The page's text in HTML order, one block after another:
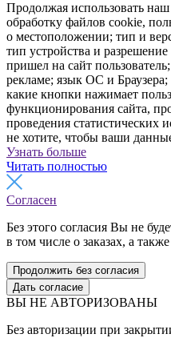
Продолжая использовать наш
обработку файлов cookie,
о местоположении; тип и
тип устройства и
пришел на сайт
рекламе; язык ОС и
какие кнопки нажимает
функционирования сайта,
проведения статистических
не хотите, чтобы ваши
Узнать больше
Читать полностью
Согласен
Без этого согласия Вы не
в том числе о заказах, а
Продолжить без согласия
Дать согласие
ВЫ НЕ АВТОРИЗОВАНЫ
Без авторизации при